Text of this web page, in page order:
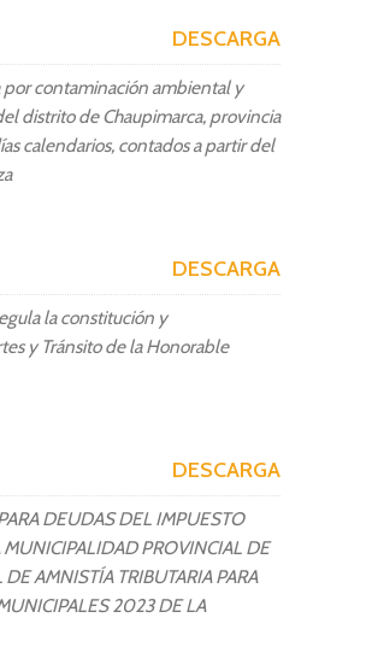
DESCARGA
por contaminación ambiental y
distrito de Chaupimarca, provincia
calendarios, contados a partir del
DESCARGA
la constitución y
y Tránsito de la Honorable
DESCARGA
DEUDAS DEL IMPUESTO
PROVINCIAL DE
AMNISTÍA TRIBUTARIA PARA
2023 DE LA